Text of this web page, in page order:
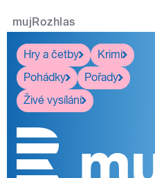
mujRozhlas
Hry a četby
Krimi
Pohádky
Pořady
Živé vysílání